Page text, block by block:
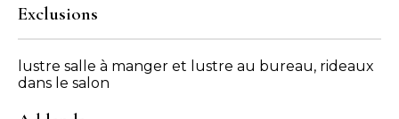
Exclusions
lustre salle à manger et lustre au bureau, rideaux
dans le salon